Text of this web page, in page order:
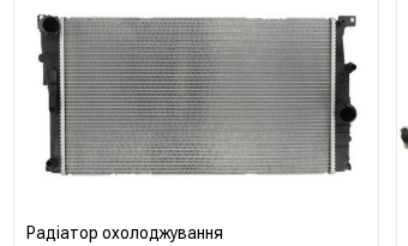
Радіатор охолоджування